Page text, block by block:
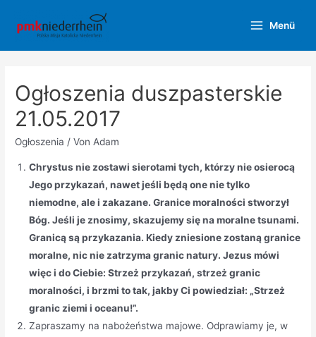
Inhalt
Menü
Ogłoszenia duszpasterskie
21.05.2017
Ogłoszenia / VonAdam
Chrystus nie zostawi sierotami tych, którzy nie osierocą
Jego przykazań, nawet jeśli będą one nie tylko
niemodne, ale i zakazane. Granice moralności stworzył
Bóg. Jeśli je znosimy, skazujemy się na moralne tsunami.
Granicą są przykazania. Kiedy zniesione zostaną granice
moralne, nic nie zatrzyma granic natury. Jezus mówi
więc i do Ciebie: Strzeż przykazań, strzeż granic
moralności, i brzmi to tak, jakby Ci powiedział: „Strzeż
granic ziemi i oceanu!”.
Zapraszamy na nabożeństwa majowe. Odprawiamy je, w